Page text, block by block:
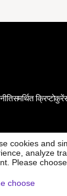
समर्थित
cookies and
analyze
Please
choose